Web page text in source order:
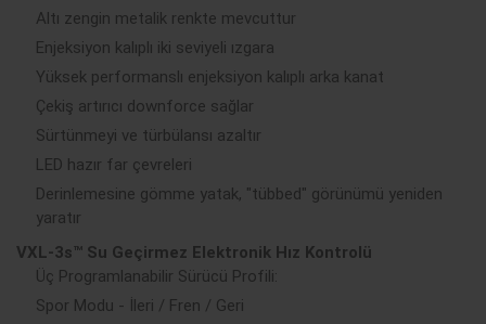
Altı zengin metalik renkte mevcuttur
Enjeksiyon kalıplı iki seviyeli ızgara
Yüksek performanslı enjeksiyon kalıplı arka kanat
Çekiş artırıcı downforce sağlar
Sürtünmeyi ve türbülansı azaltır
LED hazır far çevreleri
Derinlemesine gömme yatak, "tübbed" görünümü yeniden
yaratır
VXL-3s™ Su Geçirmez Elektronik Hız Kontrolü
Üç Programlanabilir Sürücü Profili:
Spor Modu - İleri / Fren / Geri